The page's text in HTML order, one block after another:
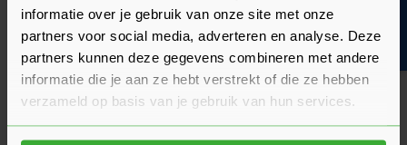
informatie over je gebruik van onze site met onze
partners voor social media, adverteren en analyse. Deze
partners kunnen deze gegevens combineren met andere
informatie die je aan ze hebt verstrekt of die ze hebben
verzameld op basis van je gebruik van hun services.
Beoordeling schrijven
Veelgestelde vragen
Hier vind je antwoorden op de meest gestelde vragen over dit
product. We hebben de belangrijkste onderwerpen alvast